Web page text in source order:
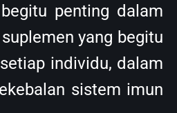
penting dalam
yang begitu
individu, dalam
sistem imun